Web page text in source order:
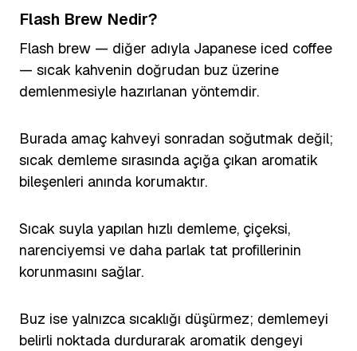
Flash Brew Nedir?
Flash brew — diğer adıyla Japanese iced coffee
— sıcak kahvenin doğrudan buz üzerine
demlenmesiyle hazırlanan yöntemdir.
Burada amaç kahveyi sonradan soğutmak değil;
sıcak demleme sırasında açığa çıkan aromatik
bileşenleri anında korumaktır.
Sıcak suyla yapılan hızlı demleme, çiçeksi,
narenciyemsi ve daha parlak tat profillerinin
korunmasını sağlar.
Buz ise yalnızca sıcaklığı düşürmez; demlemeyi
belirli noktada durdurarak aromatik dengeyi